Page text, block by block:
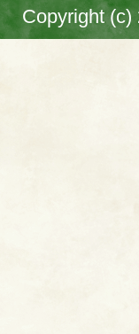
Copyright